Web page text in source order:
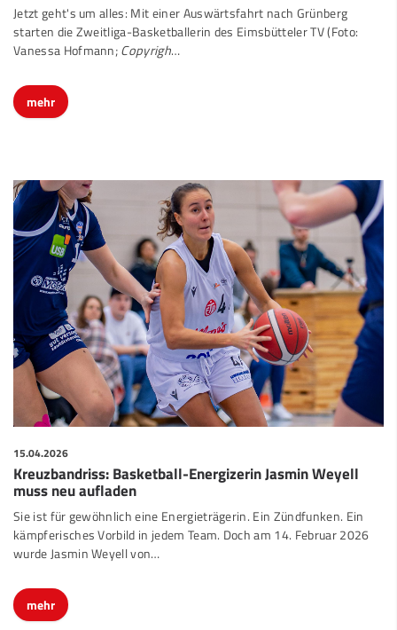
Jetzt geht's um alles: Mit einer Auswärtsfahrt nach Grünberg
starten die Zweitliga-Basketballerin des Eimsbütteler TV (Foto:
Vanessa Hofmann;Copyrigh…
mehr
15.04.2026
Kreuzbandriss: Basketball-Energizerin Jasmin Weyell
muss neu aufladen
Sie ist für gewöhnlich eine Energieträgerin. Ein Zündfunken. Ein
kämpferisches Vorbild in jedem Team. Doch am 14. Februar 2026
wurde Jasmin Weyell von…
mehr